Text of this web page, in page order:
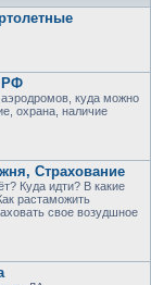
РФ
куда можно
охрана, наличие
Страхование
Куда идти? В какие
растаможить
свое возудшное